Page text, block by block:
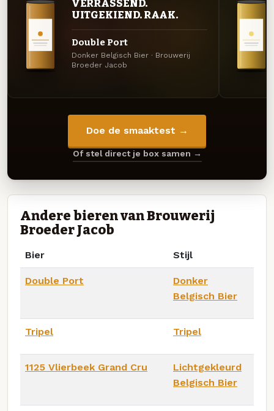
VERRASSEND.
UITGEKIEND. RAAK.
Double Port
Donker Belgisch Bier · Brouwerij
Broeder Jacob
Doe de smaaktest →
Of stel direct je box samen →
Andere bieren van Brouwerij
Broeder Jacob
Bier Stijl
Double Port
Donker
Belgisch Bier
Tripel Tripel
1125 Vlierbeek Grand Cru
Lichtgekleurd
Belgisch Bier